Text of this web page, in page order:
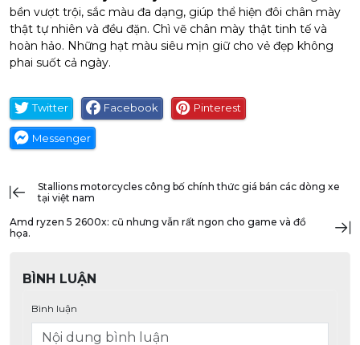
bền vượt trội, sắc màu đa dạng, giúp thể hiện đôi chân mày
thật tự nhiên và đều đặn. Chì vẽ chân mày thật tinh tế và
hoàn hảo. Những hạt màu siêu mịn giữ cho vẻ đẹp không
phai suốt cả ngày.
Twitter Facebook Pinterest
Messenger
stallions motorcycles công bố chính thức giá bán các dòng xe
tại việt nam
amd ryzen 5 2600x: cũ nhưng vẫn rất ngon cho game và đồ
họa.
BÌNH LUẬN
Bình luận